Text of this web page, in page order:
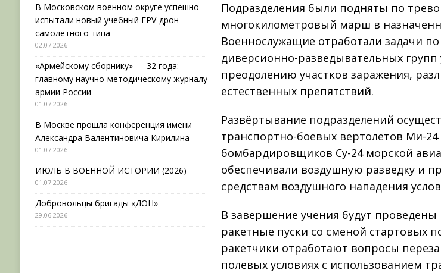
Подразделения были подняты по
многокилометровый марш в
Военнослужащие отработали задачи
диверсионно-разведывательных групп
преодолению участков заражения,
естественных препятствий.
Развёртывание подразделений
транспортно-боевых вертолетов Ми-
бомбардировщиков Су-24 морской
обеспечивали воздушную разведку и
средствам воздушного нападения
В завершение учения будут
ракетные пуски со сменой стартовых
ракетчики отработают вопросы
полевых условиях с использованием
В Московском военном округе успешно
испытали новый учебный FPV-дрон
самолетного типа
02.07.2026
«Армейскому сборнику» — 32 года:
главному научно-методическому журналу
армии России
01.07.2026
В Москве прошла конференция имени
Александра Валентиновича Кирилина
01.07.2026
ИЮЛЬ В ВОЕННОЙ ИСТОРИИ (2026)
01.07.2026
Добровольцы бригады «ДОН»
29.06.2026